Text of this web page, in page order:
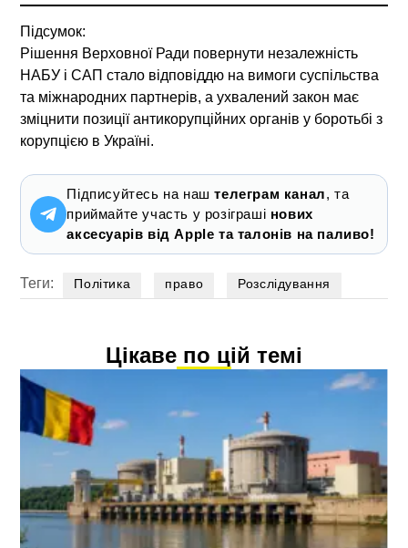
Підсумок:
Рішення Верховної Ради повернути незалежність
НАБУ і САП стало відповіддю на вимоги суспільства
та міжнародних партнерів, а ухвалений закон має
зміцнити позиції антикорупційних органів у боротьбі з
корупцією в Україні.
Підписуйтесь на наштелеграм канал, та
приймайте участь у розіграші нових
аксесуарів від Apple та талонів на паливо!
Теги: Політика право Розслідування
Цікаве по цій темі